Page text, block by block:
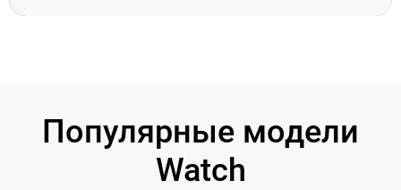
Популярные модели
Watch